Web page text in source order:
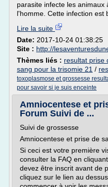
parasite infecte les animaux
l'homme. Cette infection est
Lire la suite
Date: 2017-10-24 01:38:25
Site : http://
Thèmes liés : resultat prise
sang pour la trisomie 21 /
toxoplasmose et grossesse
pour savoir si je suis enceinte
Amniocentese et
Forum Suivi de ...
Suivi de grossesse
Amniocentese et prise de
Si ceci est votre première
consulter la FAQ en
devez être inscrit avant de
cliquez sur le lien au